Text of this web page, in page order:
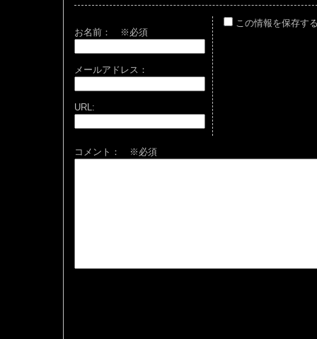
お名前： ※必須
メールアドレス：
URL:
この情報を保存す
コメント： ※必須